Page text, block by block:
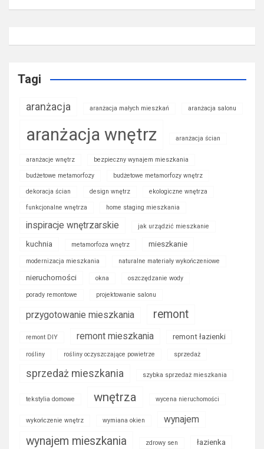
Tagi
aranżacja aranżacja małych mieszkań aranżacja salonu
aranżacja wnętrz aranżacja ścian
aranżacje wnętrz bezpieczny wynajem mieszkania
budżetowe metamorfozy budżetowe metamorfozy wnętrz
dekoracja ścian design wnętrz ekologiczne wnętrza
funkcjonalne wnętrza home staging mieszkania
inspiracje wnętrzarskie jak urządzić mieszkanie
kuchnia metamorfoza wnętrz mieszkanie
modernizacja mieszkania naturalne materiały wykończeniowe
nieruchomości okna oszczędzanie wody
porady remontowe projektowanie salonu
przygotowanie mieszkania remont
remont DIY remont mieszkania remont łazienki
rośliny rośliny oczyszczające powietrze sprzedaż
sprzedaż mieszkania szybka sprzedaż mieszkania
tekstylia domowe wnętrza wycena nieruchomości
wykończenie wnętrz wymiana okien wynajem
wynajem mieszkania zdrowy sen łazienka